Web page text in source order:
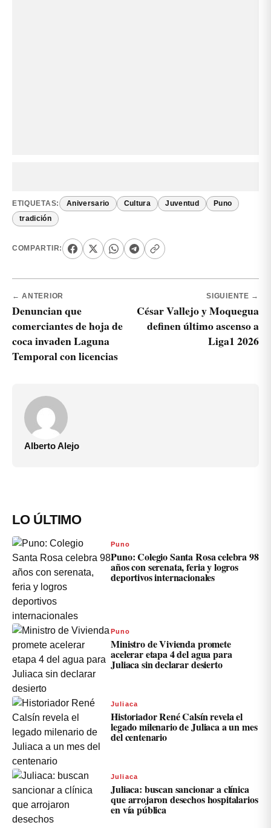
ETIQUETAS: Aniversario Cultura Juventud Puno
tradición
COMPARTIR:
← ANTERIOR
Denuncian que
comerciantes de hoja de
coca invaden Laguna
Temporal con licencias
SIGUIENTE →
César Vallejo y Moquegua
definen último ascenso a
Liga1 2026
Alberto Alejo
LO ÚLTIMO
Puno
Puno: Colegio Santa Rosa celebra 98
años con serenata, feria y logros
deportivos internacionales
Puno
Ministro de Vivienda promete
acelerar etapa 4 del agua para
Juliaca sin declarar desierto
Juliaca
Historiador René Calsín revela el
legado milenario de Juliaca a un mes
del centenario
Juliaca
Juliaca: buscan sancionar a clínica
que arrojaron desechos hospitalarios
en vía pública